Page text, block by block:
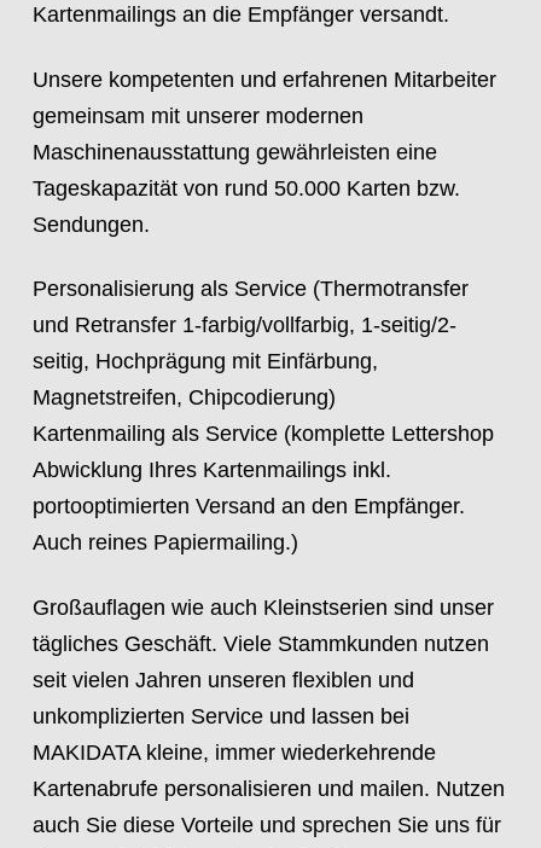
Kartenmailings an die Empfänger versandt.
Unsere kompetenten und erfahrenen Mitarbeiter
gemeinsam mit unserer modernen
Maschinenausstattung gewährleisten eine
Tageskapazität von rund 50.000 Karten bzw.
Sendungen.
Personalisierung als Service (Thermotransfer
und Retransfer 1-farbig/vollfarbig, 1-seitig/2-
seitig, Hochprägung mit Einfärbung,
Magnetstreifen, Chipcodierung)
Kartenmailing als Service (komplette Lettershop
Abwicklung Ihres Kartenmailings inkl.
portooptimierten Versand an den Empfänger.
Auch reines Papiermailing.)
Großauflagen wie auch Kleinstserien sind unser
tägliches Geschäft. Viele Stammkunden nutzen
seit vielen Jahren unseren flexiblen und
unkomplizierten Service und lassen bei
MAKIDATA kleine, immer wiederkehrende
Kartenabrufe personalisieren und mailen. Nutzen
auch Sie diese Vorteile und sprechen Sie uns für